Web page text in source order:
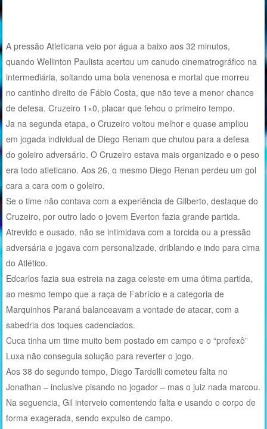
A pressão Atleticana veio por água a baixo aos 32 minutos,
quando Wellinton Paulista acertou um canudo cinematrográfico na
intermediária, soltando uma bola venenosa e mortal que morreu
no cantinho direito de Fábio Costa, que não teve a menor chance
de defesa. Cruzeiro 1×0, placar que fehou o primeiro tempo.
Ja na segunda etapa, o Cruzeiro voltou melhor e quase ampliou
em jogada individual de Diego Renam que chutou para a defesa
do goleiro adversário. O Cruzeiro estava mais organizado e o peso
era todo atleticano. Aos 26, o mesmo Diego Renan perdeu um gol
cara a cara com o goleiro.
Se o time não contava com a experiência de Gilberto, destaque do
Cruzeiro, por outro lado o jovem Everton fazia grande partida.
Atrevido e ousado, não se intimidava com a torcida ou a pressão
adversária e jogava com personalizade, driblando e indo para cima
do Atlético.
Edcarlos fazia sua estreia na zaga celeste em uma ótima partida,
ao mesmo tempo que a raça de Fabrício e a categoria de
Marquinhos Paraná balanceavam a vontade de atacar, com a
sabedria dos toques cadenciados.
Cuca tinha um time muito bem postado em campo e o “profexô”
Luxa não conseguia solução para reverter o jogo.
Aos 38 do segundo tempo, Diego Tardelli cometeu falta no
Jonathan – inclusive pisando no jogador – mas o juiz nada marcou.
Na seguencia, Gil interveio comentendo falta e usando o corpo de
forma exagerada, sendo expulso de campo.